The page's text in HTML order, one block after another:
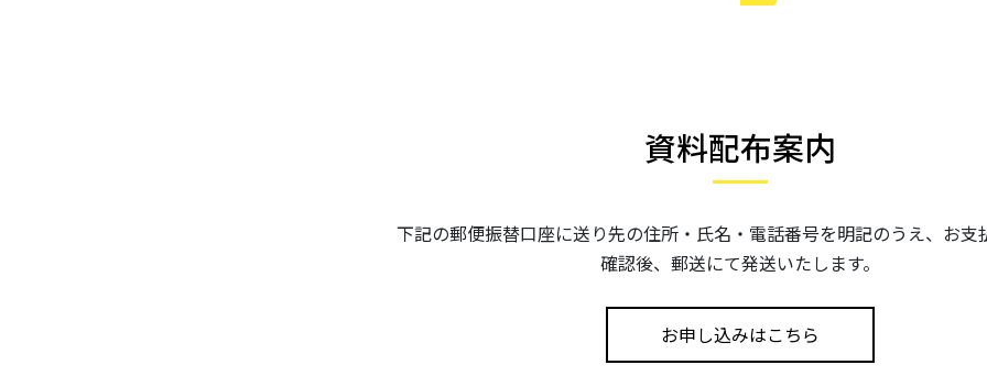
資料配布案内
下記の郵便振替口座に送り先の住所・氏名・電話番号を明記のうえ、お支
確認後、郵送にて発送いたします。
お申し込みはこちら